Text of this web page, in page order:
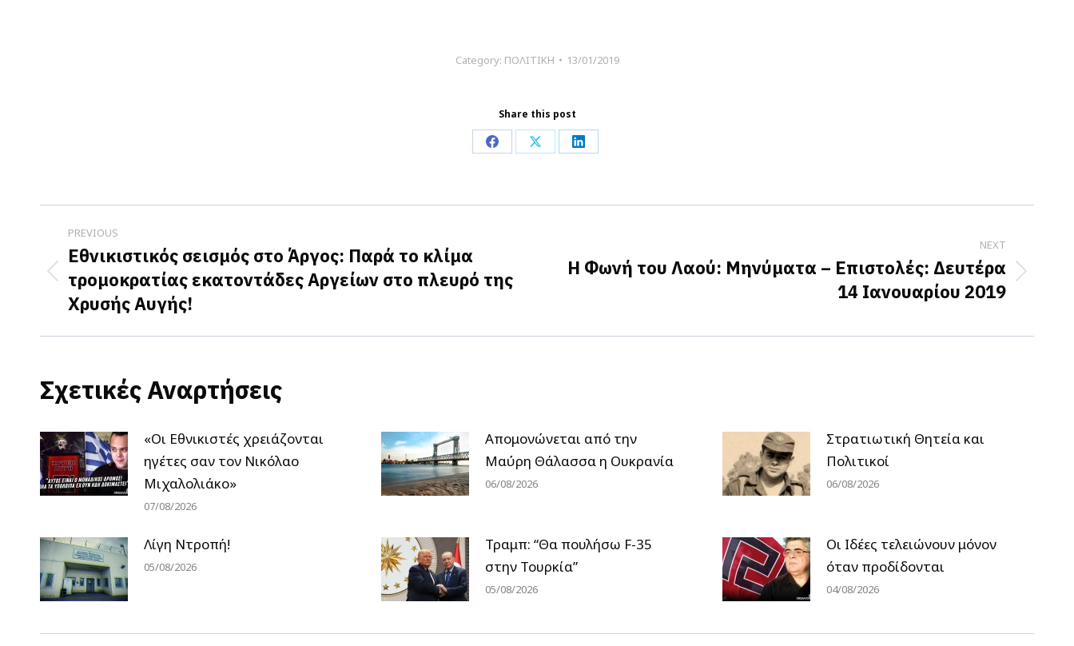
Category: ΠΟΛΙΤΙΚΗ 13/01/2019
Share this post
Share
Facebook
Share
X
Share
LinkedIn
Post
navigation
PREVIOUS
Previous
post:
Εθνικιστικός σεισμός στο Άργος: Παρά το κλίμα
τρομοκρατίας εκατοντάδες Αργείων στο πλευρό της
Χρυσής Αυγής!
NEXT
Next
Η Φωνή του Λαού: Μηνύματα – Επιστολές: Δευτέρα
14 Ιανουαρίου 2019
Σχετικές Αναρτήσεις
«Οι Εθνικιστές χρειάζονται
ηγέτες σαν τον Νικόλαο
Μιχαλολιάκο»
07/08/2026
Απομονώνεται από την
Μαύρη Θάλασσα η Ουκρανία
06/08/2026
Στρατιωτική Θητεία και
Πολιτικοί
06/08/2026
Λίγη Ντροπή!
05/08/2026
Τραμπ: “Θα πουλήσω F-35
στην Τουρκία”
05/08/2026
Οι Ιδέες τελειώνουν μόνον
όταν προδίδονται
04/08/2026